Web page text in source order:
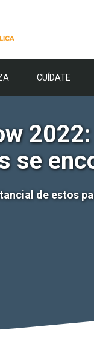
CUÍDATE
se
de estos